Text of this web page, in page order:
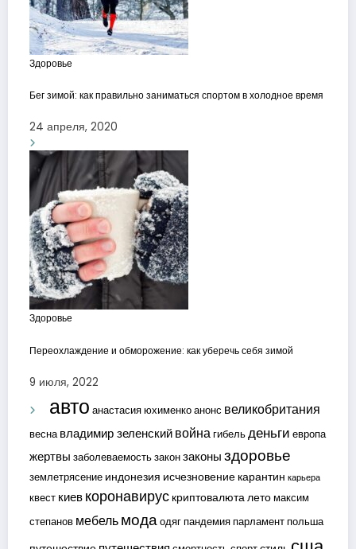
Здоровье
Бег зимой: как правильно заниматься спортом в холодное время
24 апреля, 2020
Здоровье
Переохлаждение и обморожение: как уберечь себя зимой
9 июля, 2022
авто анастасия юхименкоанонс великобритания
весна владимир зеленскийвойнагибельденьги европа
жертвы заболеваемостьзаконзаконыздоровье
землетрясение индонезия исчезновение карантин карьера
квест киевкоронавирус криптовалюталетомаксим
степанов мебельмодаодягпандемияпарламентпольша